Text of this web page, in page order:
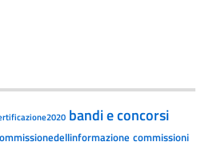
bandi e concorsi
commissioni